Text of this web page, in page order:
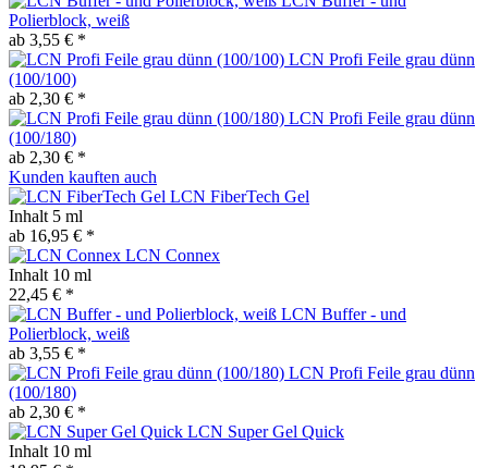
Polierblock, weiß
ab 3,55 € *
LCN Profi Feile grau dünn
(100/100)
ab 2,30 € *
LCN Profi Feile grau dünn
(100/180)
ab 2,30 € *
Kunden kauften auch
LCN FiberTech Gel
Inhalt 5 ml
ab 16,95 € *
LCN Connex
Inhalt 10 ml
22,45 € *
LCN Buffer - und
Polierblock, weiß
ab 3,55 € *
LCN Profi Feile grau dünn
(100/180)
ab 2,30 € *
LCN Super Gel Quick
Inhalt 10 ml